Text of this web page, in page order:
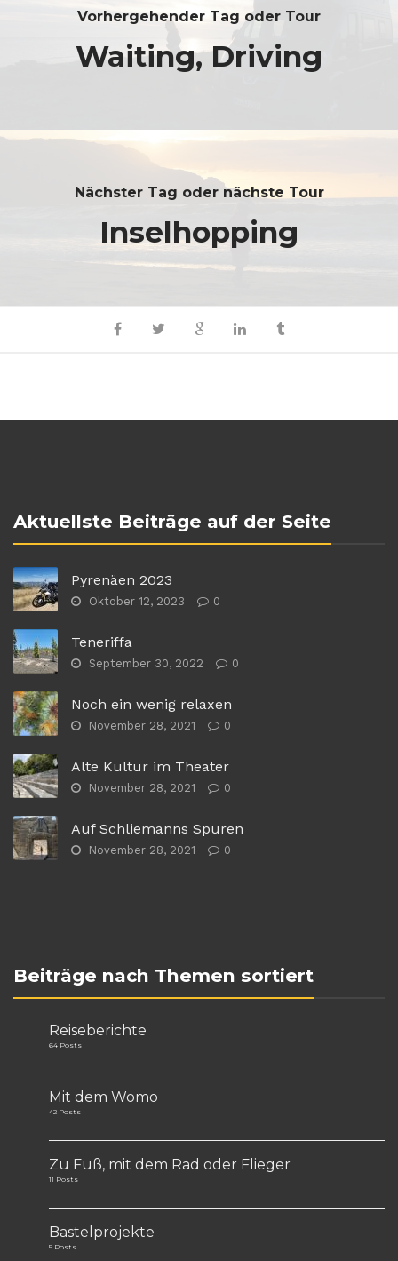
Vorhergehender Tag oder Tour
Waiting, Driving
Nächster Tag oder nächste Tour
Inselhopping
Aktuellste Beiträge auf der Seite
Pyrenäen 2023
Oktober 12, 2023 0
Teneriffa
September 30, 2022 0
Noch ein wenig relaxen
November 28, 2021 0
Alte Kultur im Theater
November 28, 2021 0
Auf Schliemanns Spuren
November 28, 2021 0
Beiträge nach Themen sortiert
Reiseberichte
64 Posts
Mit dem Womo
42 Posts
Zu Fuß, mit dem Rad oder Flieger
11 Posts
Bastelprojekte
5 Posts